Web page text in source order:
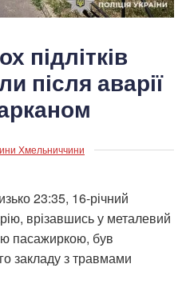
підлітків
після аварії
Хмельниччини
23:35, 16-річний
врізавшись у металевий
пасажиркою, був
закладу з травмами